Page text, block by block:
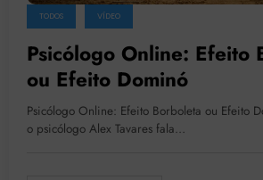
TODOS VÍDEO
Psicólogo Online: Efeito
ou Efeito Dominó
Psicólogo Online: Efeito Borboleta ou Efeito
o psicólogo Alex Tavares fala…